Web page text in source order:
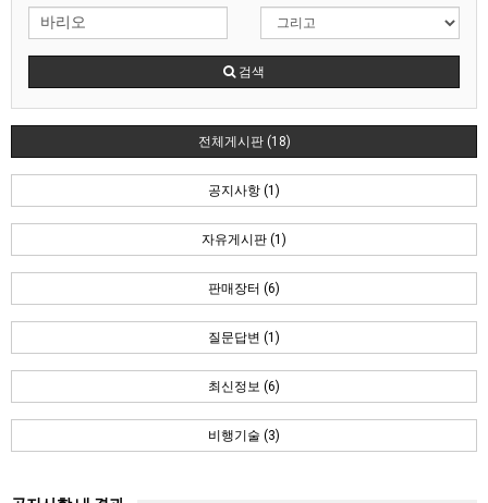
검색
전체게시판 (18)
공지사항 (1)
자유게시판 (1)
판매장터 (6)
질문답변 (1)
최신정보 (6)
비행기술 (3)